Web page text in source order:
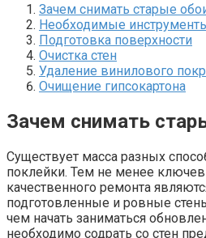
Зачем снимать старые
Необходимые
Подготовка поверхности
Очистка стен
Удаление винилового
Очищение гипсокартона
Зачем снимать
Существует масса разных
поклейки. Тем не менее
качественного ремонта
подготовленные и ровные
чем начать заниматься
необходимо содрать со стен